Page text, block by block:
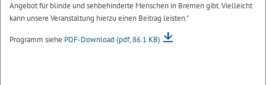
Angebot für blinde und sehbehinderte Menschen in Bremen gibt. Vielleicht
kann unsere Veranstaltung hierzu einen Beitrag leisten."
Programm siehe PDF-Download (pdf, 86.1 KB)